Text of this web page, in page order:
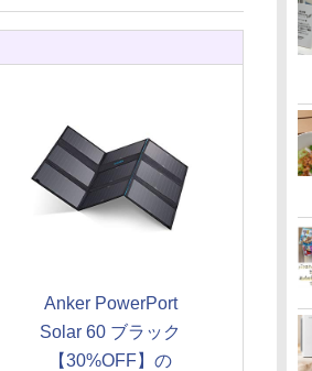
Anker PowerPort
Solar 60 ブラック
【30%OFF】の